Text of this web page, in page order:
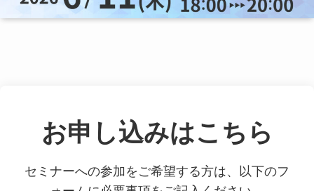
お役立ち情報
ログイン
スーツアップを無料ではじめる▶
お申し込みはこちら
セミナーへの参加をご希望する方は、
以下のフ